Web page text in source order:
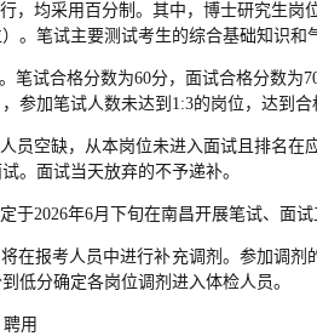
，均采用百分制。其中，博士研究生
。笔试主要测试考生的综合基础知识
笔试合格分数为60分，面试合格分数
参加笔试人数未达到1:3的岗位，达到合
员空缺，从本岗位未进入面试且排名
。面试当天放弃的不予递补。
于2026年6月下旬在南昌开展笔试、面
在报考人员中进行补充调剂。参加调
低分确定各岗位调剂进入体检人员。
用